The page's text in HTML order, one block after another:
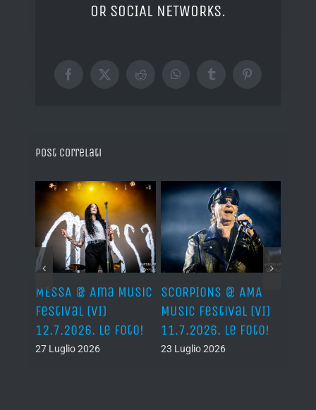
OR SOCIAL NETWORKS.
Facebook
X RedditWhatsAppTumblrPinterest
Post correlati
MESSA @ Ama Music
Festival (VI)
12.7.2026. Le Foto!
27 Luglio 2026
SCORPIONS @ AMA
Music Festival (VI)
11.7.2026. Le Foto!
23 Luglio 2026